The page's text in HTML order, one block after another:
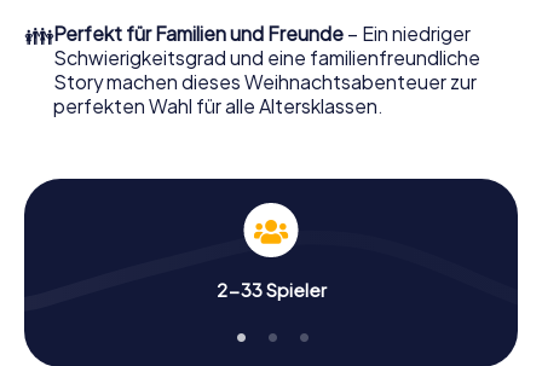
Teambuilding und eine stimmungsvolle
Weihnachtsthematik. Gönnen Sie Ihren Kollegen also
einen unvergesslichen Ausklang des Jahres und planen Sie
unser X-Mas Adventure als Programmpunkt Ihrer
👪Perfekt für Familien und Freunde – Ein niedriger
Schwierigkeitsgrad und eine familienfreundliche
Story machen dieses Weihnachtsabenteuer zur
perfekten Wahl für alle Altersklassen.
2-33 Spieler